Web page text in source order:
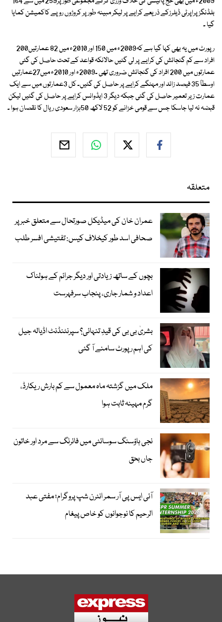
بلڈنگز پراپرٹی ڈیلرزکے ذریعے کرایے پر لیکر مبینہ طور پر کروڑوں روپے کاکمیشن کمایا
گیا ۔
رپورٹ میں یہ بھی کہا گیا ہے کہ2009ء میں 150 اور 2010ء میں 82 عمارتیں200
افراد سے کم گنجائش کی کرایے پر لی گئیں حالانکہ قواعد کے تحت حاصل کی گئی
عمارتوں میں 200 افراد کی گنجائش ضروری تھی ۔2009ء اور 2010ء میں27عمارتیں
اوسطاً 35 فیصد زائد اور مہنگے کرایے پر حاصل کی گئیں۔ کل 3عمارتوں میں سے ایک
عمارت زیر تعمیر حاصل کی گئی جبکہ دیگر 3 ایڈوانس کرایے پر حاصل کی گئیں لیکن
قبضہ نہ لیا جاسکا جس سے قومی خزانے کو 52 لاکھ 50ہزار سعودی ریال کا نقصان ہوا ۔
متعلقہ
عمران خان کی میڈیکل صورتحال سے متعلق خبر پر
صحافی اسد طور کیخلاف کیس: تفتیشی افسر طلب
بچوں کے ساتھ زیادتی اور دیگر جرائم کے ہولناک
اعداد و شمار جاری، پنجاب سرفہرست
بشریٰ بی بی کی قیدِ تنہائی؟ سپرنٹنڈنٹ اڈیالہ جیل
کی اہم رپورٹ سامنے آ گئی
ملک میں گزشتہ ماہ معمول سے کم بارش ریکارڈ،
گرم مہینہ ثابت ہوا
نجی ہاؤسنگ سوسائٹی میں فائرنگ سے مرد اور خاتون
جاں بحق
آئی ایس پی آر سمر انٹرن شپ پروگرام؛ مفتی عبد
الرحیم کا نوجوانوں کو خاص پیغام